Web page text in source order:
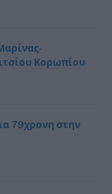
Κορωπίου
79χρονη στην